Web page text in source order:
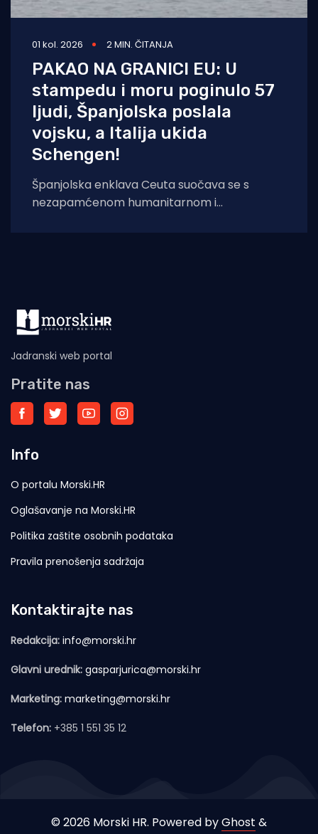
01 kol. 2026 2 MIN. ČITANJA
PAKAO NA GRANICI EU: U
stampedu i moru poginulo 57
ljudi, Španjolska poslala
vojsku, a Italija ukida
Schengen!
Španjolska enklava Ceuta suočava se s
nezapamćenom humanitarnom i
Jadranski web portal
Pratite nas
Info
O portalu Morski.HR
Oglašavanje na Morski.HR
Politika zaštite osobnih podataka
Pravila prenošenja sadržaja
Kontaktirajte nas
Redakcija: info@morski.hr
Glavni urednik: gasparjurica@morski.hr
Marketing: marketing@morski.hr
Telefon: +385 1 551 35 12
© 2026 Morski HR. Powered byGhost &